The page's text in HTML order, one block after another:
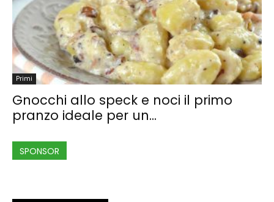
Primi
Gnocchi allo speck e noci il primo
pranzo ideale per un...
SPONSOR